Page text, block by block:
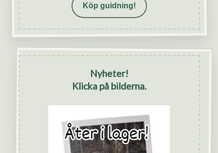
Köp guidning!
Nyheter!
Klicka på bilderna.